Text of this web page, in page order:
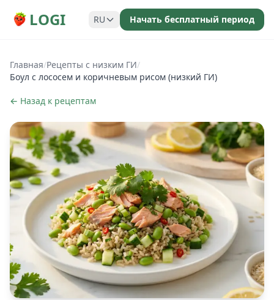
LOGI RU Начать бесплатный период
Главная/Рецепты с низким ГИ/
Боул с лососем и коричневым рисом (низкий ГИ)
← Назад к рецептам